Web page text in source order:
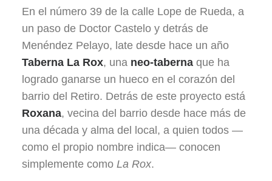
En el número 39 de la calle Lope de Rueda, a
un paso de Doctor Castelo y detrás de
Menéndez Pelayo, late desde hace un año
Taberna La Rox, una neo-taberna que ha
logrado ganarse un hueco en el corazón del
barrio del Retiro. Detrás de este proyecto está
Roxana, vecina del barrio desde hace más de
una década y alma del local, a quien todos —
como el propio nombre indica— conocen
simplemente como La Rox.